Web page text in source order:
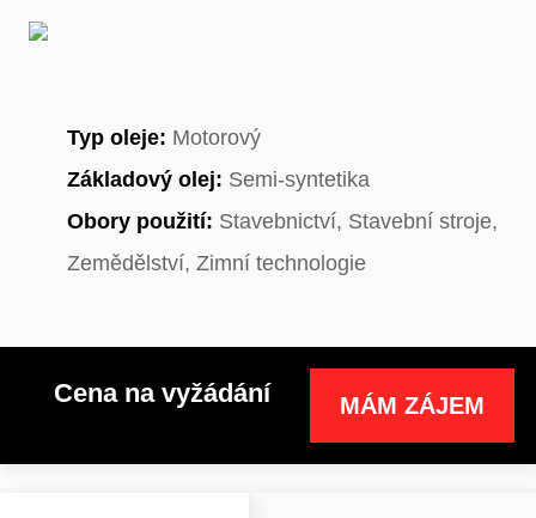
Typ oleje: Motorový
Základový olej: Semi-syntetika
Obory použití: Stavebnictví, Stavební stroje,
Zemědělství, Zimní technologie
Cena na vyžádání MÁM ZÁJEM